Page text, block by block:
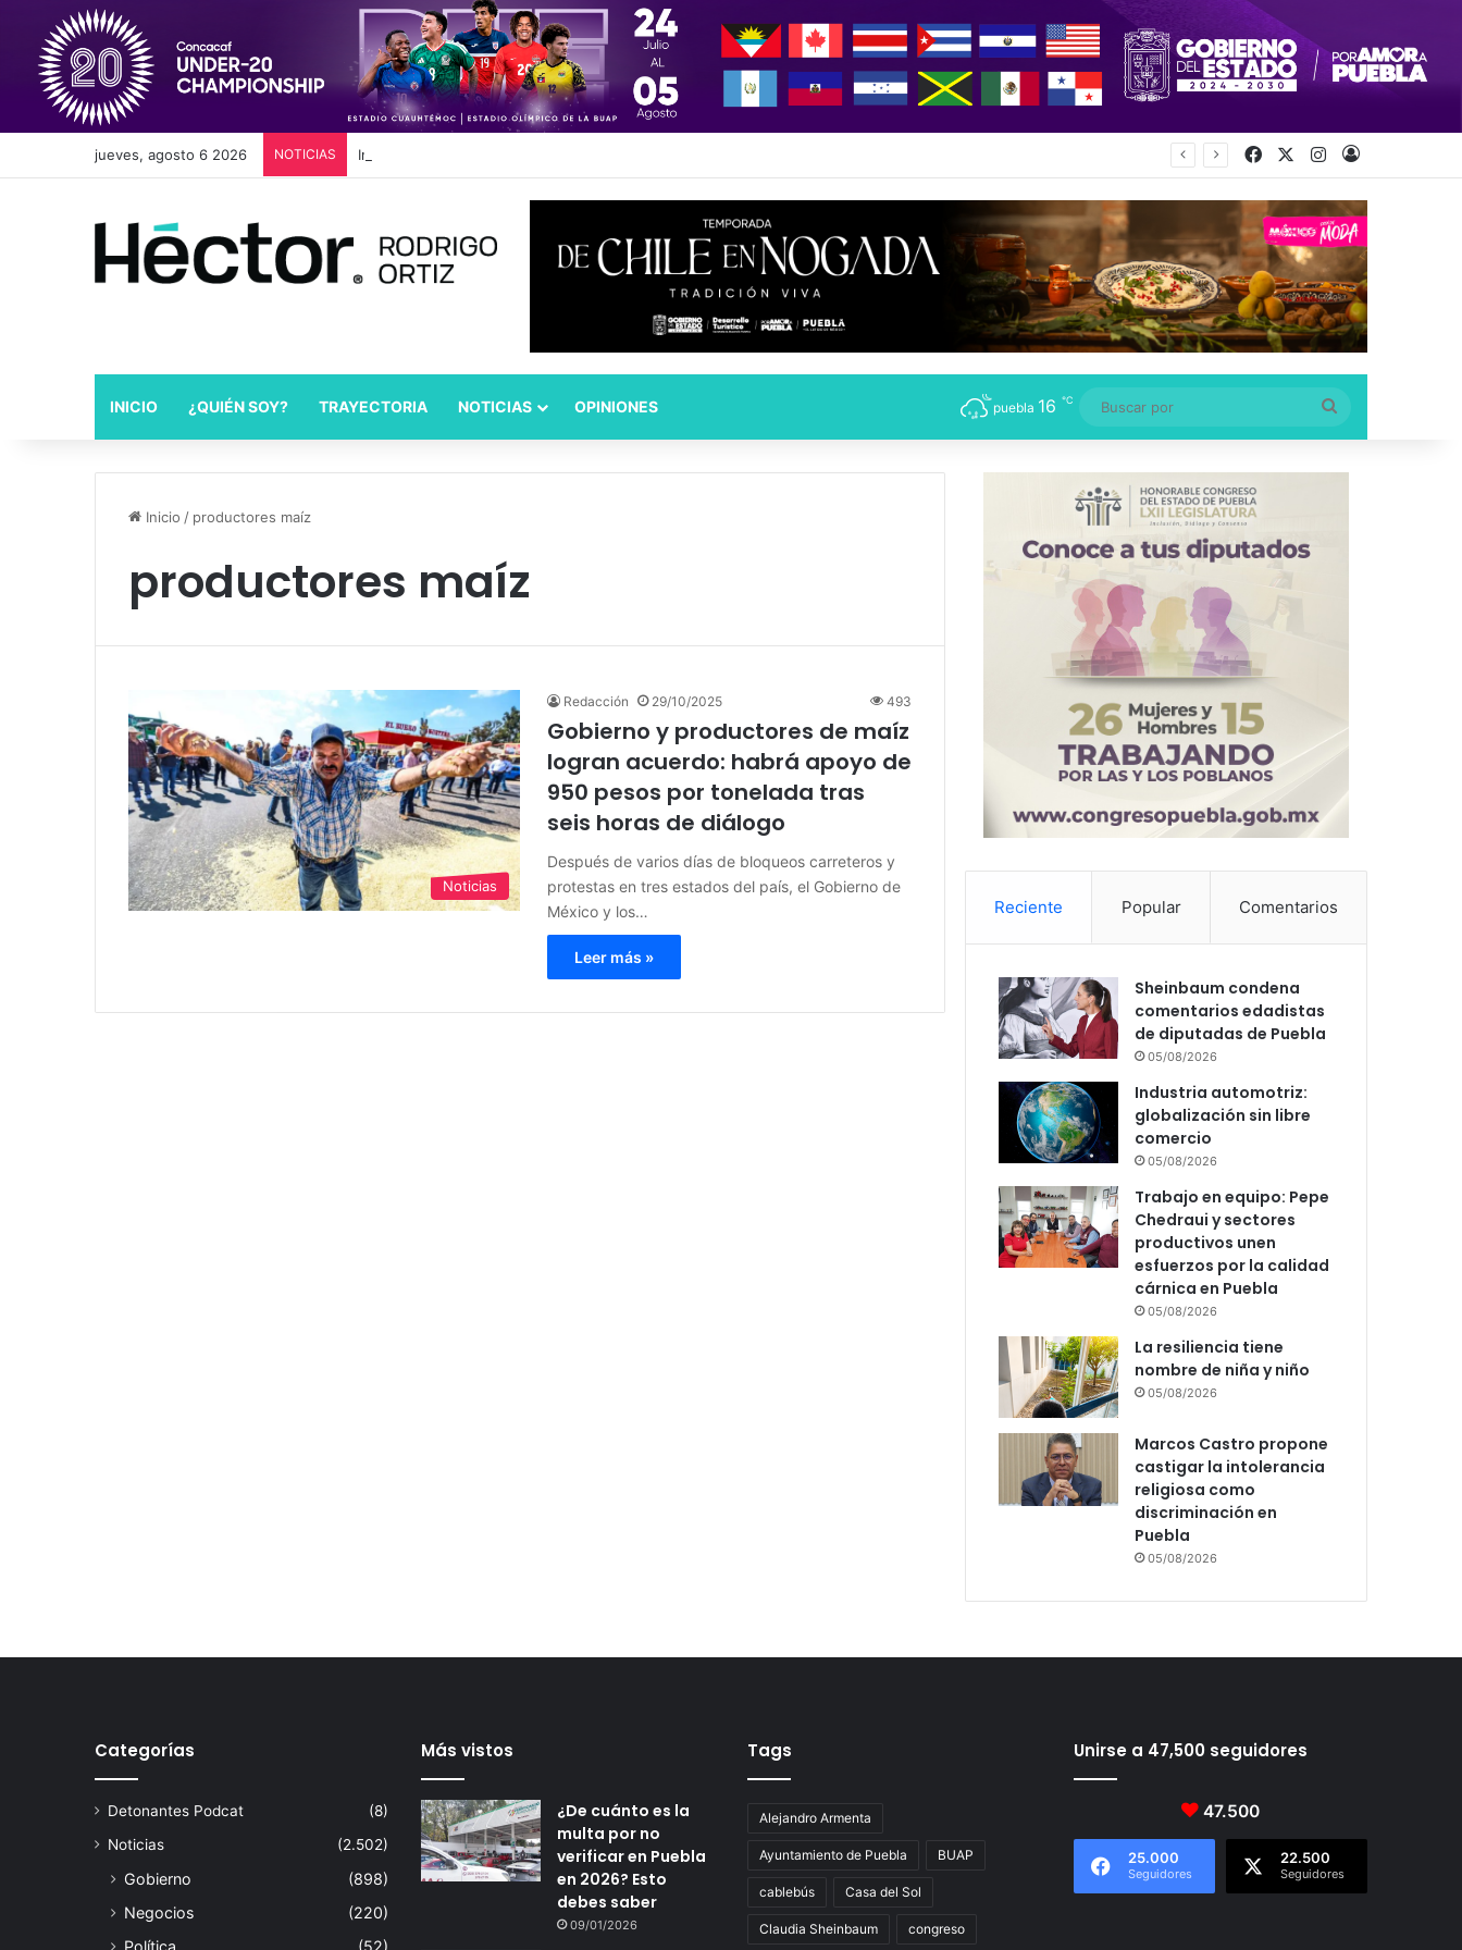
jueves, agosto 6 2026 NOTICIAS Industria automotriz: globalización sin libre comercio FacebookInstagram
INICIO ¿QUIÉN SOY? TRAYECTORIA NOTICIAS OPINIONES puebla 16 ℃
por
Inicio / productores maíz
productores maíz
Noticias
Redacción 29/10/2025 493
Gobierno y productores de maíz
logran acuerdo: habrá apoyo de
950 pesos por tonelada tras
seis horas de diálogo
Después de varios días de bloqueos carreteros y
protestas en tres estados del país, el Gobierno de
México y los…
Leer más »
Reciente Popular Comentarios
Sheinbaum condena
comentarios edadistas
de diputadas de Puebla
05/08/2026
Industria automotriz:
globalización sin libre
comercio
05/08/2026
Trabajo en equipo: Pepe
Chedraui y sectores
productivos unen
esfuerzos por la calidad
cárnica en Puebla
05/08/2026
La resiliencia tiene
nombre de niña y niño
05/08/2026
Marcos Castro propone
castigar la intolerancia
religiosa como
discriminación en
Puebla
05/08/2026
Categorías
Detonantes Podcat
(8)
Noticias
(2.502)
Gobierno
(898)
Negocios
(220)
Más vistos
¿De cuánto es la
multa por no
verificar en Puebla
en 2026? Esto
debes saber
09/01/2026
Tags
Alejandro Armenta
Ayuntamiento de Puebla BUAP
cablebús Casa del Sol
Claudia Sheinbaum congreso
Unirse a 47,500 seguidores
47.500
25.000
Seguidores
22.500
Seguidores